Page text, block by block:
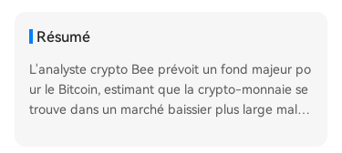
Résumé
L'analyste crypto Bee prévoit un fond majeur po
ur le Bitcoin, estimant que la crypto-monnaie se
trouve dans un marché baissier plus large malgr